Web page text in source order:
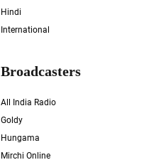
Hindi
International
Broadcasters
All India Radio
Goldy
Hungama
Mirchi Online